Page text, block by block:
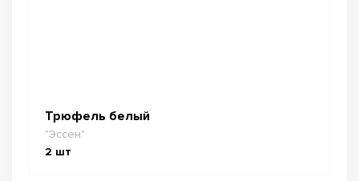
Трюфель белый
"Эссен"
2 шт